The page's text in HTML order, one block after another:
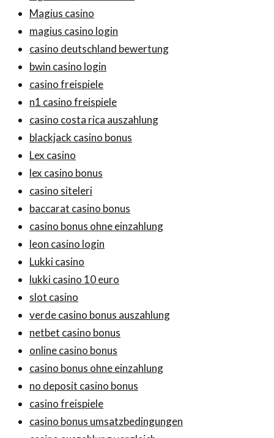
Magius casino
magius casino login
casino deutschland bewertung
bwin casino login
casino freispiele
n1 casino freispiele
casino costa rica auszahlung
blackjack casino bonus
Lex casino
lex casino bonus
casino siteleri
baccarat casino bonus
casino bonus ohne einzahlung
leon casino login
Lukki casino
lukki casino 10 euro
slot casino
verde casino bonus auszahlung
netbet casino bonus
online casino bonus
casino bonus ohne einzahlung
no deposit casino bonus
casino freispiele
casino bonus umsatzbedingungen